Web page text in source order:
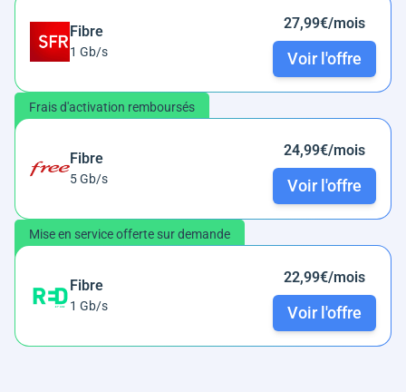
Fibre
1 Gb/s
27,99€/mois
Voir l'offre
Frais d'activation remboursés
Fibre
5 Gb/s
24,99€/mois
Voir l'offre
Mise en service offerte sur demande
Fibre
1 Gb/s
22,99€/mois
Voir l'offre